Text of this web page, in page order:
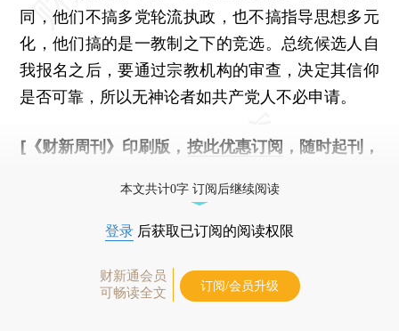
同，他们不搞多党轮流执政，也不搞指导思想多元
化，他们搞的是一教制之下的竞选。总统候选人自
我报名之后，要通过宗教机构的审查，决定其信仰
是否可靠，所以无神论者如共产党人不必申请。
[《财新周刊》印刷版， 按此优惠订阅 ，随时起刊，
本文共计0字 订阅后继续阅读
登录 后获取已订阅的阅读权限
财新通会员
可畅读全文
订阅/会员升级